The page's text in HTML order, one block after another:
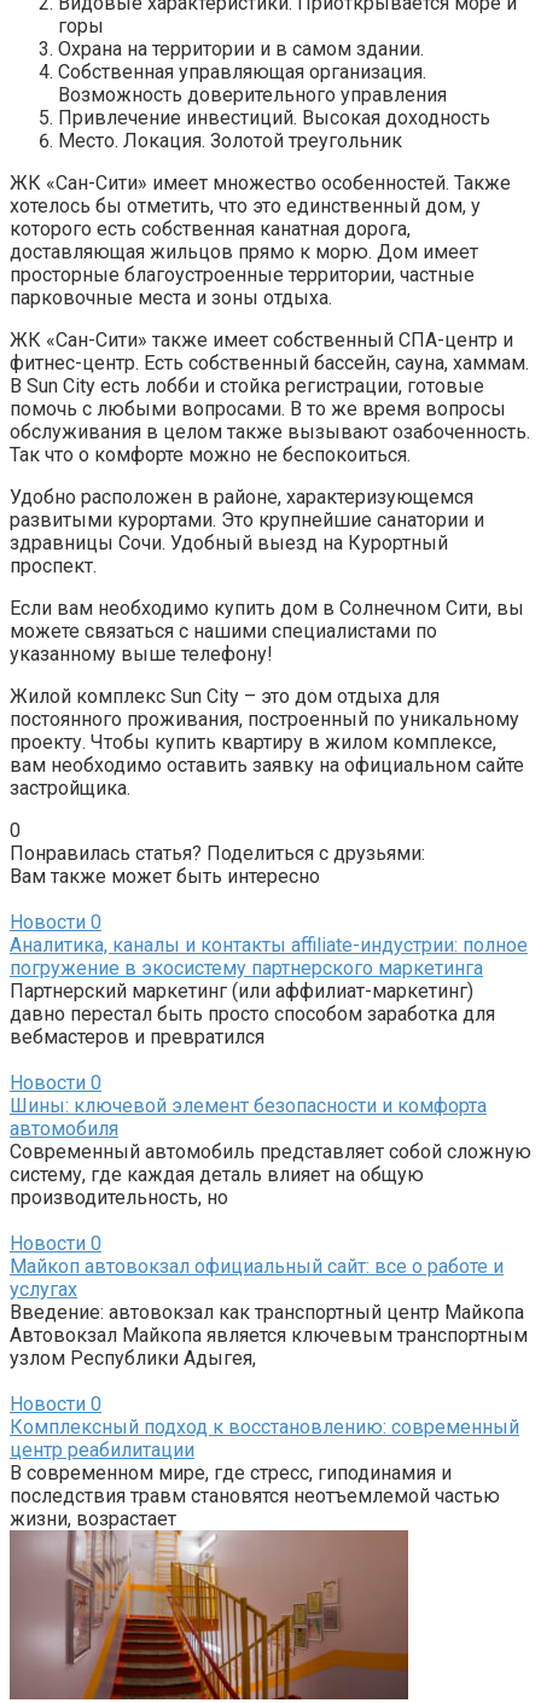
горы
Охрана на территории и в самом здании.
Собственная управляющая организация.
Возможность доверительного управления
Привлечение инвестиций. Высокая доходность
Место. Локация. Золотой треугольник
ЖК «Сан-Сити» имеет множество особенностей. Также
хотелось бы отметить, что это единственный дом, у
которого есть собственная канатная дорога,
доставляющая жильцов прямо к морю. Дом имеет
просторные благоустроенные территории, частные
парковочные места и зоны отдыха.
ЖК «Сан-Сити» также имеет собственный СПА-центр и
фитнес-центр. Есть собственный бассейн, сауна, хаммам.
В Sun City есть лобби и стойка регистрации, готовые
помочь с любыми вопросами. В то же время вопросы
обслуживания в целом также вызывают озабоченность.
Так что о комфорте можно не беспокоиться.
Удобно расположен в районе, характеризующемся
развитыми курортами. Это крупнейшие санатории и
здравницы Сочи. Удобный выезд на Курортный
проспект.
Если вам необходимо купить дом в Солнечном Сити, вы
можете связаться с нашими специалистами по
указанному выше телефону!
Жилой комплекс Sun City – это дом отдыха для
постоянного проживания, построенный по уникальному
проекту. Чтобы купить квартиру в жилом комплексе,
вам необходимо оставить заявку на официальном сайте
застройщика.
0
Понравилась статья? Поделиться с друзьями:
Вам также может быть интересно
Новости 0
Аналитика, каналы и контакты affiliate-индустрии: полное
погружение в экосистему партнерского маркетинга
Партнерский маркетинг (или аффилиат-маркетинг)
давно перестал быть просто способом заработка для
вебмастеров и превратился
Новости 0
Шины: ключевой элемент безопасности и комфорта
автомобиля
Современный автомобиль представляет собой сложную
систему, где каждая деталь влияет на общую
производительность, но
Новости 0
Майкоп автовокзал официальный сайт: все о работе и
услугах
Введение: автовокзал как транспортный центр Майкопа
Автовокзал Майкопа является ключевым транспортным
узлом Республики Адыгея,
Новости 0
Комплексный подход к восстановлению: современный
центр реабилитации
В современном мире, где стресс, гиподинамия и
последствия травм становятся неотъемлемой частью
жизни, возрастает